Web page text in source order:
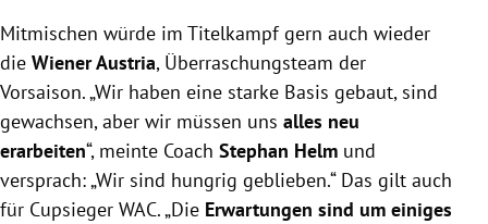
Mitmischen würde im Titelkampf gern auch wieder
die Wiener Austria, Überraschungsteam der
Vorsaison. „Wir haben eine starke Basis gebaut, sind
gewachsen, aber wir müssen uns alles neu
erarbeiten“, meinte Coach Stephan Helm und
versprach: „Wir sind hungrig geblieben.“ Das gilt auch
für Cupsieger WAC. „Die Erwartungen sind um einiges